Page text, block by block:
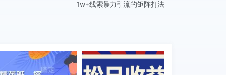
1w+线索暴力引流的矩阵打法